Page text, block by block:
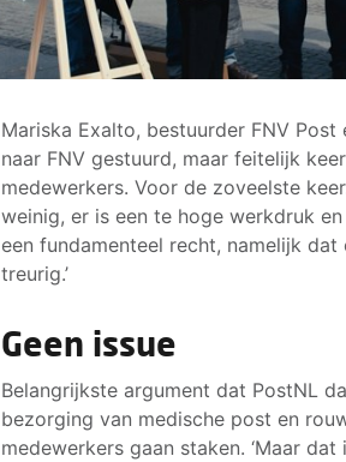
Mariska Exalto, bestuurder FNV Post
naar FNV gestuurd, maar feitelijk
medewerkers. Voor de zoveelste
weinig, er is een te hoge werkdruk
een fundamenteel recht, namelijk
treurig.’
Geen issue
Belangrijkste argument dat PostNL
bezorging van medische post en
medewerkers gaan staken. ‘Maar